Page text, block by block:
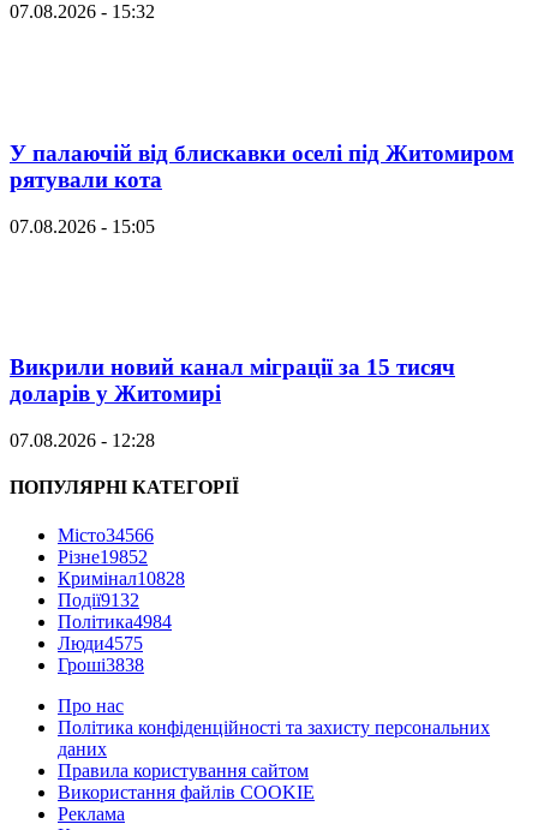
07.08.2026 - 15:32
У палаючій від блискавки оселі під Житомиром
рятували кота
07.08.2026 - 15:05
Викрили новий канал міграції за 15 тисяч
доларів у Житомирі
07.08.2026 - 12:28
ПОПУЛЯРНІ КАТЕГОРІЇ
Місто34566
Різне19852
Кримінал10828
Події9132
Політика4984
Люди4575
Гроші3838
Про нас
Політика конфіденційності та захисту персональних
даних
Правила користування сайтом
Використання файлів COOKIE
Реклама